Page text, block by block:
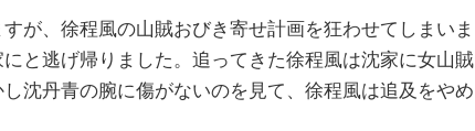
が、徐程風の山賊おびき寄せ計画を狂わせてしまいま
と逃げ帰りました。追ってきた徐程風は沈家に女山賊
沈丹青の腕に傷がないのを見て、徐程風は追及をやめ